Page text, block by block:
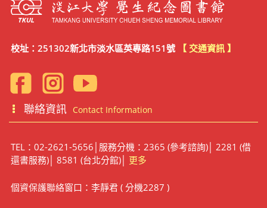
校址：251302新北市淡水區英專路151號 【 交通資訊 】
聯絡資訊 Contact Information
TEL：02-2621-5656│服務分機：2365 (參考諮詢)│ 2281 (借
還書服務)│ 8581 (台北分館)│ 更多
個資保護聯絡窗口：李靜君 ( 分機2287 )